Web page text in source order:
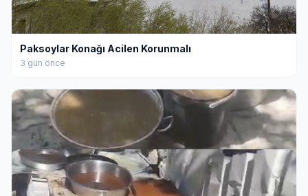
Paksoylar Konağı Acilen Korunmalı
3 gün önce